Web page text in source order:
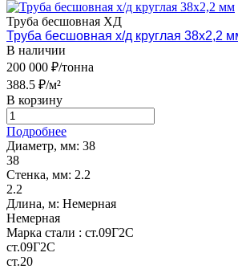
Труба бесшовная ХД
Труба бесшовная х/д круглая 38х2,2
В наличии
200 000 ₽/тонна
388.5 ₽/м²
В корзину
Подробнее
Диаметр, мм: 38
38
Стенка, мм: 2.2
2.2
Длина, м: Немерная
Немерная
Марка стали : ст.09Г2С
ст.09Г2С
ст.20